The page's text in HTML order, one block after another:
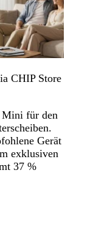
CHIP Store
Mini für den
Gerät
exklusiven
37 %